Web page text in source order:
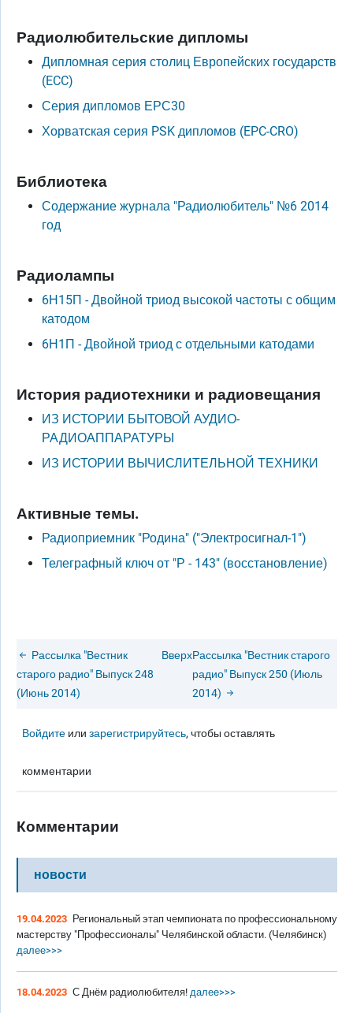
Радиолюбительские дипломы
Дипломная серия столиц Европейских государств
(ECC)
Серия дипломов ЕРС30
Хорватская серия PSK дипломов (EPC-CRO)
Библиотека
Содержание журнала "Радиолюбитель" №6 2014
год
Радиолампы
6Н15П - Двойной триод высокой частоты с общим
катодом
6Н1П - Двойной триод с отдельными катодами
История радиотехники и радиовещания
ИЗ ИСТОРИИ БЫТОВОЙ АУДИО-
РАДИОАППАРАТУРЫ
ИЗ ИСТОРИИ ВЫЧИСЛИТЕЛЬНОЙ ТЕХНИКИ
Активные темы.
Радиоприемник "Родина" ("Электросигнал-1")
Телеграфный ключ от "Р - 143" (восстановление)
Рассылка "Вестник
старого радио" Выпуск 248
(Июнь 2014)
ВверхРассылка "Вестник старого
радио" Выпуск 250 (Июль
2014)
Войдите илизарегистрируйтесь, чтобы оставлять
комментарии
Комментарии
новости
19.04.2023 Региональный этап чемпионата по профессиональному
мастерству "Профессионалы" Челябинской области. (Челябинск)
далее>>>
18.04.2023 С Днём радиолюбителя! далее>>>